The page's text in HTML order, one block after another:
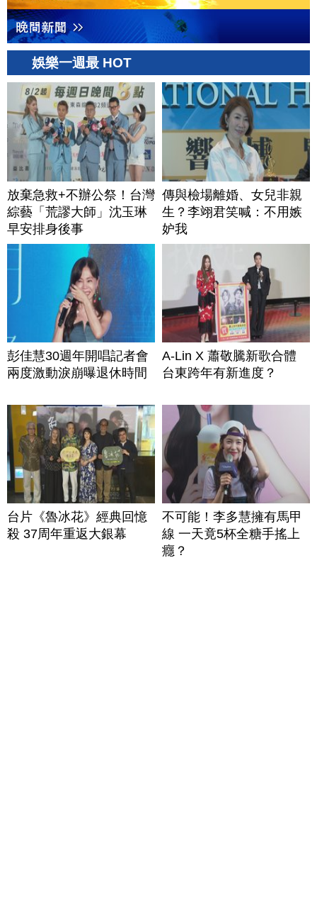
娛樂一週最 HOT
放棄急救+不辦公祭！台灣
綜藝「荒謬大師」沈玉琳
早安排身後事
傳與檢場離婚、女兒非親
生？李翊君笑喊：不用嫉
妒我
彭佳慧30週年開唱記者會
兩度激動淚崩曝退休時間
A-Lin X 蕭敬騰新歌合體
台東跨年有新進度？
台片《魯冰花》經典回憶
殺 37周年重返大銀幕
不可能！李多慧擁有馬甲
線 一天竟5杯全糖手搖上
癮？